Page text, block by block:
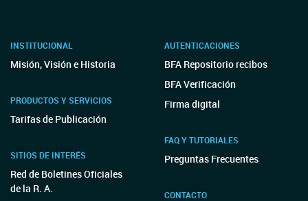
INSTITUCIONAL
Misión, Visión e Historia
PRODUCTOS Y SERVICIOS
Tarifas de Publicación
SITIOS DE INTERÉS
Red de Boletines Oficiales
de la R. A.
AUTENTICACIONES
BFA Repositorio recibos
BFA Verificación
Firma digital
FAQ Y TUTORIALES
Preguntas Frecuentes
CONTACTO